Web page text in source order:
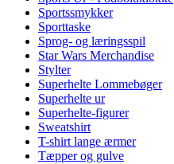
Sportssmykker
Sporttaske
Sprog- og læringsspil
Star Wars Merchandise
Stylter
Superhelte Lommebøger
Superhelte ur
Superhelte-figurer
Sweatshirt
T-shirt lange ærmer
Tæpper og gulve